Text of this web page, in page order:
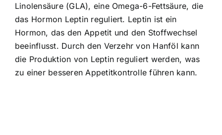
Linolensäure (GLA), eine Omega-6-Fettsäure, die
das Hormon Leptin reguliert. Leptin ist ein
Hormon, das den Appetit und den Stoffwechsel
beeinflusst. Durch den Verzehr von Hanföl kann
die Produktion von Leptin reguliert werden, was
zu einer besseren Appetitkontrolle führen kann.